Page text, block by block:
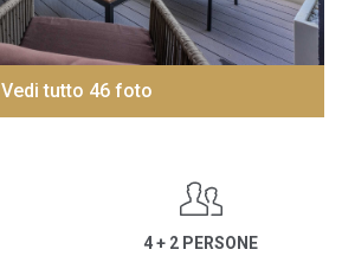
Vedi tutto 46 foto
4 + 2 PERSONE